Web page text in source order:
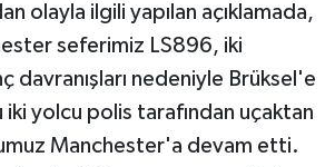
olayla ilgili yapılan açıklamada,
seferimiz LS896, iki
davranışları nedeniyle Brüksel'e
yolcu polis tarafından uçaktan
Manchester'a devam etti.